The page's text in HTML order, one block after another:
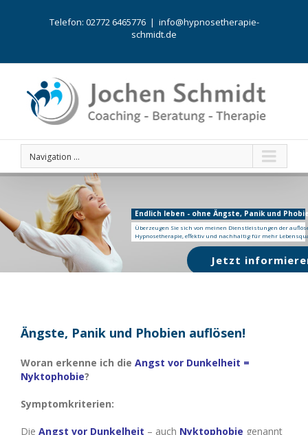
Telefon: 02772 6465776 | info@hypnosetherapie-
schmidt.de
Navigation ...
Endlich leben - ohne Ängste, Panik und
Überzeugen Sie sich von meinen Dienstleistungen der
Hypnosetherapie, effektiv und nachhaltig für mehr
Jetzt
Ängste, Panik und Phobien auflösen!
Woran erkenne ich die Angst vor Dunkelheit =
Nyktophobie?
Symptomkriterien:
Die Angst vor Dunkelheit – auch Nyktophobie genannt